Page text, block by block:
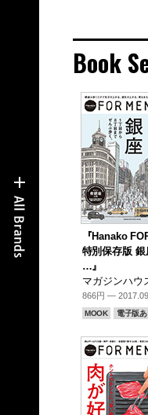
Book
『Hanako
特別保存版 銀
…』
マガジンハウ
866円 —
MOOK 電子版あ